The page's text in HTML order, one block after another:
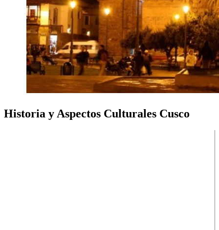
Historia y Aspectos Culturales Cusco